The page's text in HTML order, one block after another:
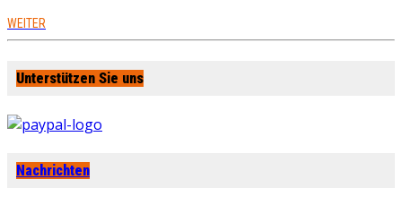
WEITER
Unterstützen Sie uns
Nachrichten